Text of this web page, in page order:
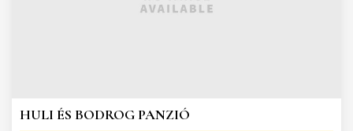
HULI ÉS BODROG PANZIÓ